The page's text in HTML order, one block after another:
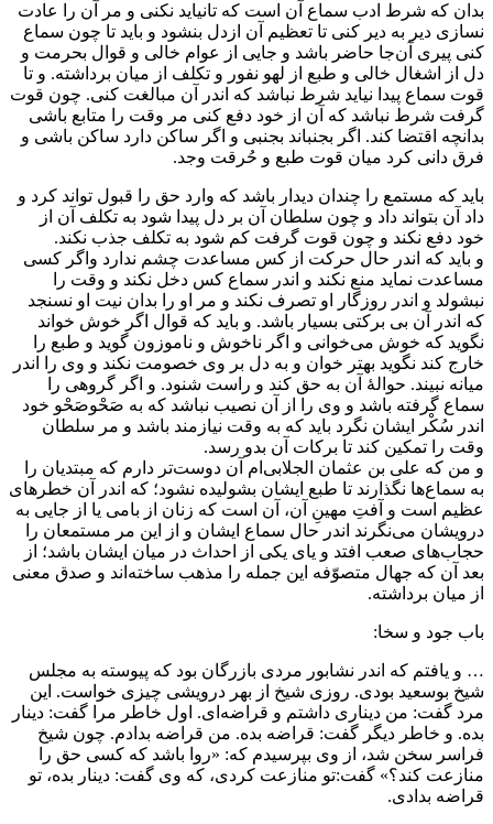
بدان که شرط ادب سماع آن است که تانیاید نکنی و مر آن را عادت
نسازی دیر به دیر کنی تا تعظیم آن ازدل بنشود و باید تا چون سماع
کنی پیری آن‌جا حاضر باشد و جایی از عوام خالی و قوال بحرمت و
دل از اشغال خالی و طبع از لهو نفور و تکلف از میان برداشته. و تا
قوت سماع پیدا نیاید شرط نباشد که اندر آن مبالغت کنی. چون قوت
گرفت شرط نباشد که آن از خود دفع کنی مر وقت را متابع باشی
بدانچه اقتضا کند. اگر بجنباند بجنبی و اگر ساکن دارد ساکن باشی و
فرق دانی کرد میان قوت طبع و حُرقت وجد.
باید که مستمع را چندان دیدار باشد که وارد حق را قبول تواند کرد و
داد آن بتواند داد و چون سلطان آن بر دل پیدا شود به تکلف آن از
خود دفع نکند و چون قوت گرفت کم شود به تکلف جذب نکند.
و باید که اندر حال حرکت از کس مساعدت چشم ندارد واگر کسی
مساعدت نماید منع نکند و اندر سماع کس دخل نکند و وقت را
نبشولد و اندر روزگار او تصرف نکند و مر او را بدان نیت او نسنجد
که اندر آن بی برکتی بسیار باشد. و باید که قوال اگر خوش خواند
نگوید که خوش می‌خوانی و اگر ناخوش و ناموزون گوید و طبع را
خارج کند نگوید بهتر خوان و به دل بر وی خصومت نکند و وی را اندر
میانه نبیند. حوالهٔ آن به حق کند و راست شنود. و اگر گروهی را
سماع گرفته باشد و وی را از آن نصیب نباشد که به صَحْوصَحْو خود
اندر سُکْر ایشان نگرد باید که به وقت نیازمند باشد و مر سلطان
وقت را تمکین کند تا برکات آن بدو رسد.
و من که علی بن عثمان الجلابی‌‌ام آن دوست‌تر دارم که مبتدیان را
به سماع‌ها نگذارند تا طبع ایشان بشولیده نشود؛ که اندر آن خطرهای
عظیم است و آفتِ مهینِ آن، آن است که زنان از بامی یا از جایی به
درویشان می‌نگرند اندر حال سماع ایشان و از این مر مستمعان را
حجاب‌های صعب افتد و یای یکی از احداث در میان ایشان باشد؛ از
بعد آن که جهال متصوّفه این جمله را مذهب ساخته‌اند و صدق معنی
از میان برداشته.
باب جود و سخا:
… و یافتم که اندر نشابور مردی بازرگان بود که پیوسته به مجلس
شیخ بوسعید بودی. روزی شیخ از بهر درویشی چیزی خواست. این
مرد گفت: من دیناری داشتم و قراضه‌ای. اول خاطر مرا گفت: دینار
بده. و خاطر دیگر گفت: قراضه بده. من قراضه بدادم. چون شیخ
فراسر سخن شد، از وی بپرسیدم که: «روا باشد که کسی حق را
منازعت کند؟» گفت:تو منازعت کردی، که وی گفت: دینار بده، تو
قراضه بدادی.